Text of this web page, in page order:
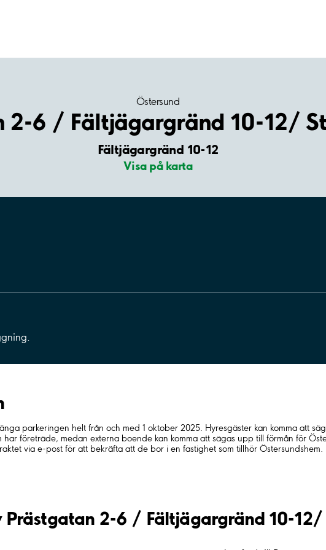
Östersund
2-6 / Fältjägargränd 10-12/
Fältjägargränd 10-12
Visa på karta
parkeringen helt från och med 1 oktober 2025. Hyresgäster kan komma att
företräde, medan externa boende kan komma att sägas upp till förmån för
via e-post för att bekräfta att de bor i en fastighet som tillhör Östersundshem.
2-6 / Fältjägargränd 10-12/